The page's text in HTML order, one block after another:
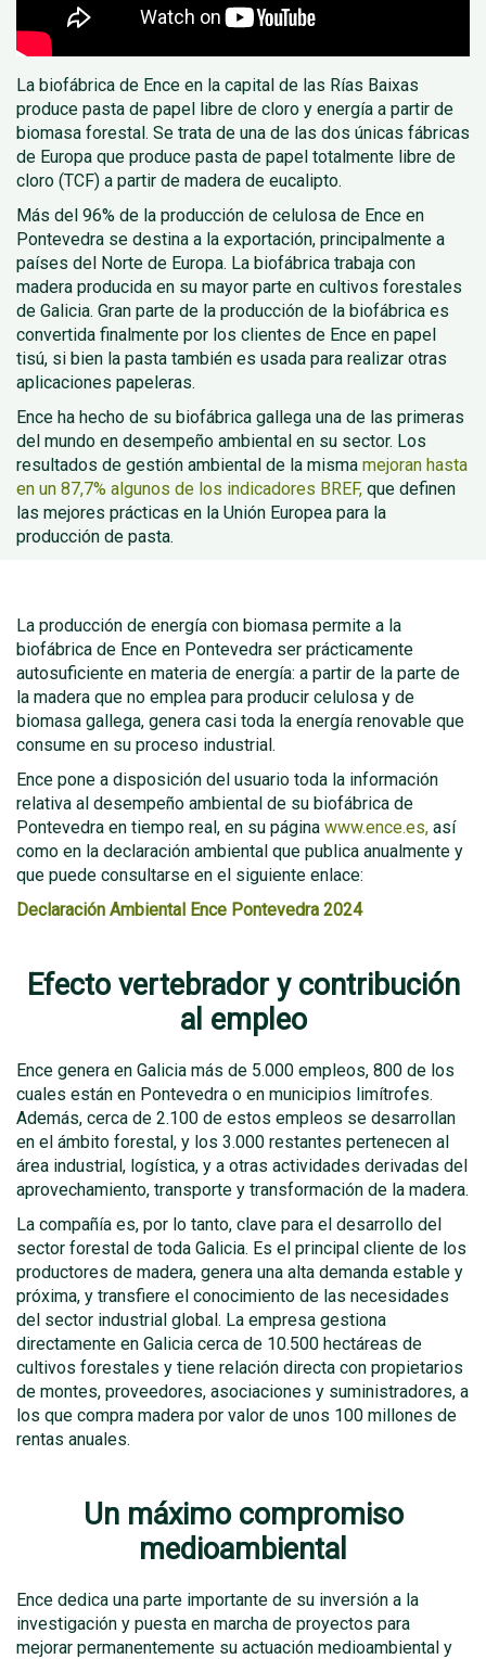
La biofábrica de Ence en la capital de las Rías Baixas
produce pasta de papel libre de cloro y energía a partir de
biomasa forestal. Se trata de una de las dos únicas fábricas
de Europa que produce pasta de papel totalmente libre de
cloro (TCF) a partir de madera de eucalipto.
Más del 96% de la producción de celulosa de Ence en
Pontevedra se destina a la exportación, principalmente a
países del Norte de Europa. La biofábrica trabaja con
madera producida en su mayor parte en cultivos forestales
de Galicia. Gran parte de la producción de la biofábrica es
convertida finalmente por los clientes de Ence en papel
tisú, si bien la pasta también es usada para realizar otras
aplicaciones papeleras.
Ence ha hecho de su biofábrica gallega una de las primeras
del mundo en desempeño ambiental en su sector. Los
resultados de gestión ambiental de la misma mejoran hasta
en un 87,7% algunos de los indicadores BREF, que definen
las mejores prácticas en la Unión Europea para la
producción de pasta.
La producción de energía con biomasa permite a la
biofábrica de Ence en Pontevedra ser prácticamente
autosuficiente en materia de energía: a partir de la parte de
la madera que no emplea para producir celulosa y de
biomasa gallega, genera casi toda la energía renovable que
consume en su proceso industrial.
Ence pone a disposición del usuario toda la información
relativa al desempeño ambiental de su biofábrica de
Pontevedra en tiempo real, en su página www.ence.es, así
como en la declaración ambiental que publica anualmente y
que puede consultarse en el siguiente enlace:
Declaración Ambiental Ence Pontevedra 2024
Efecto vertebrador y contribución
al empleo
Ence genera en Galicia más de 5.000 empleos, 800 de los
cuales están en Pontevedra o en municipios limítrofes.
Además, cerca de 2.100 de estos empleos se desarrollan
en el ámbito forestal, y los 3.000 restantes pertenecen al
área industrial, logística, y a otras actividades derivadas del
aprovechamiento, transporte y transformación de la madera.
La compañía es, por lo tanto, clave para el desarrollo del
sector forestal de toda Galicia. Es el principal cliente de los
productores de madera, genera una alta demanda estable y
próxima, y transfiere el conocimiento de las necesidades
del sector industrial global. La empresa gestiona
directamente en Galicia cerca de 10.500 hectáreas de
cultivos forestales y tiene relación directa con propietarios
de montes, proveedores, asociaciones y suministradores, a
los que compra madera por valor de unos 100 millones de
rentas anuales.
Un máximo compromiso
medioambiental
Ence dedica una parte importante de su inversión a la
investigación y puesta en marcha de proyectos para
mejorar permanentemente su actuación medioambiental y